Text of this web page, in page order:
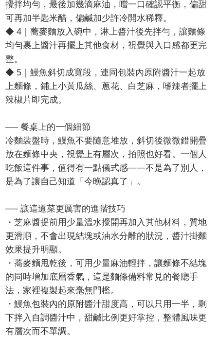
攪拌均勻，最後加幾滴麻油，嚐一口確認平衡，偏甜
可再加半匙米醋，偏鹹加少許冷開水稀釋。
◆ 4｜蕎麥麵放入碗中，淋上醬汁後先拌勻，讓麵條
均勻裹上醬汁再擺上其他食材，視覺與入口感都更完
整。
◆ 5｜鰻魚斜切成寬段，連同包裝內原附醬汁一起放
上麵條，鋪上小黃瓜絲、蔥花、白芝麻，嗜辣者擺上
辣椒片即完成。
── 餐桌上的一個細節
冷麵裝盤時，鰻魚不要隨意堆放，斜切後微微錯開疊
放在麵條中央，視覺上有層次，拍照也好看。一個人
吃飯這件事，值得有一點儀式感——不是為了別人，
是為了讓自己知道「今晚認真了」。
── 讓這道菜更厲害的進階技巧
・芝麻醬提前用少量溫水攪開再加入其他材料，質地
更滑順，不會出現結塊或油水分離的狀況，醬汁掛麵
效果提升明顯。
・蕎麥麵甩乾後，可用少量麻油輕拌，讓麵條不結塊
的同時增加底層香氣，這是麵條備料常見的餐廳手
法，家裡複製起來毫無門檻。
・鰻魚包裝內的原附醬汁甜度高，可以只用一半，剩
下拌入自調醬汁中，甜鹹比例更好掌控，整體風味更
有層次而不單調。